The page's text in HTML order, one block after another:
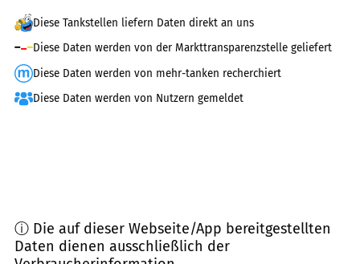
Diese Tankstellen liefern Daten direkt an uns
Diese Daten werden von der Markttransparenzstelle geliefert
Diese Daten werden von mehr-tanken recherchiert
Diese Daten werden von Nutzern gemeldet
ⓘ Die auf dieser Webseite/App bereitgestellten
Daten dienen ausschließlich der